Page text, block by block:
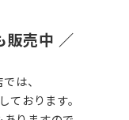
販売中 ／
は、
ております。